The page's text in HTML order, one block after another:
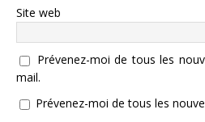
Site web
Prévenez-moi de tous les
mail.
Prévenez-moi de tous les